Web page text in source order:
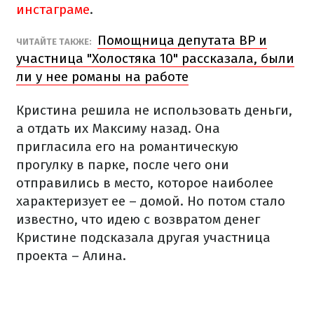
инстаграме.
ЧИТАЙТЕ ТАКЖЕ:
Помощница депутата ВР и
участница "Холостяка 10" рассказала, были
ли у нее романы на работе
Кристина решила не использовать деньги,
а отдать их Максиму назад. Она
пригласила его на романтическую
прогулку в парке, после чего они
отправились в место, которое наиболее
характеризует ее – домой. Но потом стало
известно, что идею с возвратом денег
Кристине подсказала другая участница
проекта – Алина.